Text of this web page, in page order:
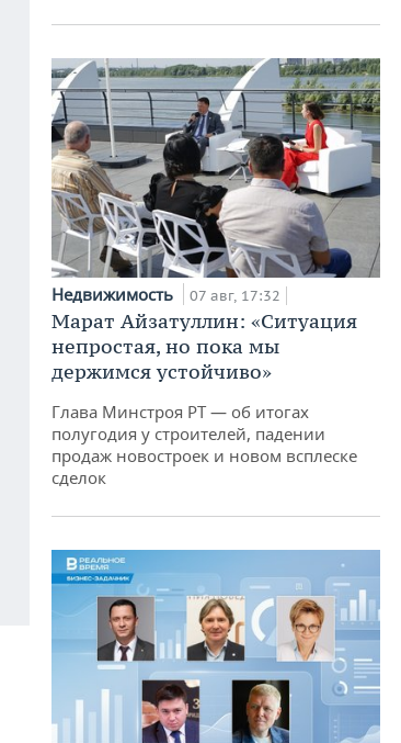
Недвижимость 07 авг, 17:32
Марат Айзатуллин: «Ситуация
непростая, но пока мы
держимся устойчиво»
Глава Минстроя РТ — об итогах
полугодия у строителей, падении
продаж новостроек и новом всплеске
сделок